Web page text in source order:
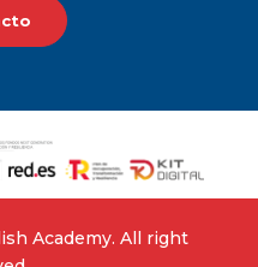
Academy. All right